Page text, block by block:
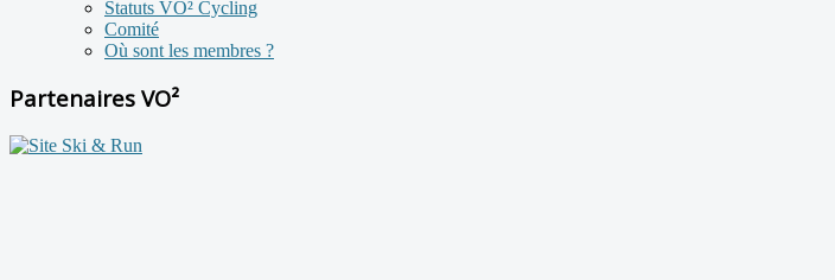
Statuts VO² Cycling
Comité
Où sont les membres ?
Partenaires VO²